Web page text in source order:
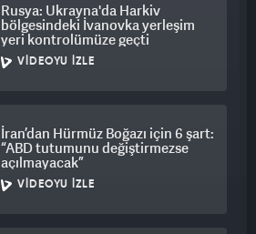
Rusya: Ukrayna'da Harkiv
bölgesindeki İvanovka yerleşim
yeri kontrolümüze geçti
VIDEOYU İZLE
İran’dan Hürmüz Boğazı için 6 şart:
“ABD tutumunu değiştirmezse
açılmayacak”
VIDEOYU İZLE